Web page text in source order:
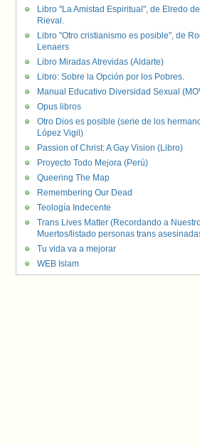
Libro "La Amistad Espiritual", de Elredo de
Rieval.
Libro "Otro cristianismo es posible", de
Lenaers
Libro Miradas Atrevidas (Aldarte)
Libro: Sobre la Opción por los Pobres.
Manual Educativo Diversidad Sexual
Opus libros
Otro Dios es posible (serie de los
López Vigil)
Passion of Christ: A Gay Vision (Libro)
Proyecto Todo Mejora (Perú)
Queering The Map
Remembering Our Dead
Teología Indecente
Trans Lives Matter (Recordando a
Muertos/listado personas trans
Tu vida va a mejorar
WEB Islam